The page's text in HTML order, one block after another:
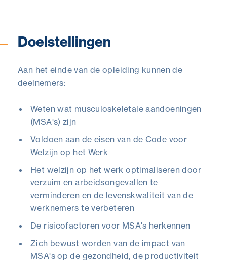
Doelstellingen
Aan het einde van de opleiding kunnen de
deelnemers:
Weten wat musculoskeletale aandoeningen
(MSA's) zijn
Voldoen aan de eisen van de Code voor
Welzijn op het Werk
Het welzijn op het werk optimaliseren door
verzuim en arbeidsongevallen te
verminderen en de levenskwaliteit van de
werknemers te verbeteren
De risicofactoren voor MSA's herkennen
Zich bewust worden van de impact van
MSA's op de gezondheid, de productiviteit